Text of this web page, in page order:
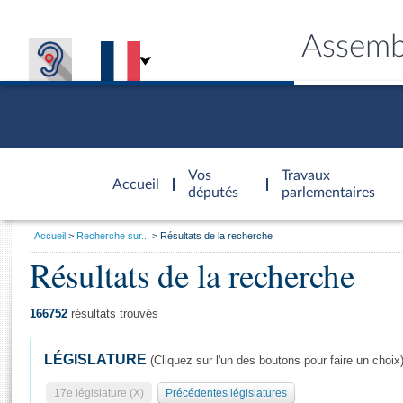
Accueil
d'accueil
Vos
députés
Travaux
parlementaires
Général
Vous
Accueil Recherche sur... Résultats de la recherche
Résultats de la recherche
166752 résultats trouvés
LÉGISLATURE (Cliquez sur l'un des boutons pour faire un choix)
17e législature (X) Précédentes législatures